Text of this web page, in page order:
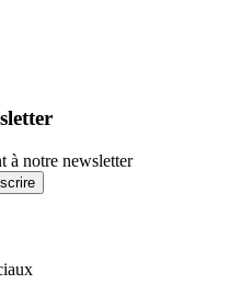
à notre newsletter